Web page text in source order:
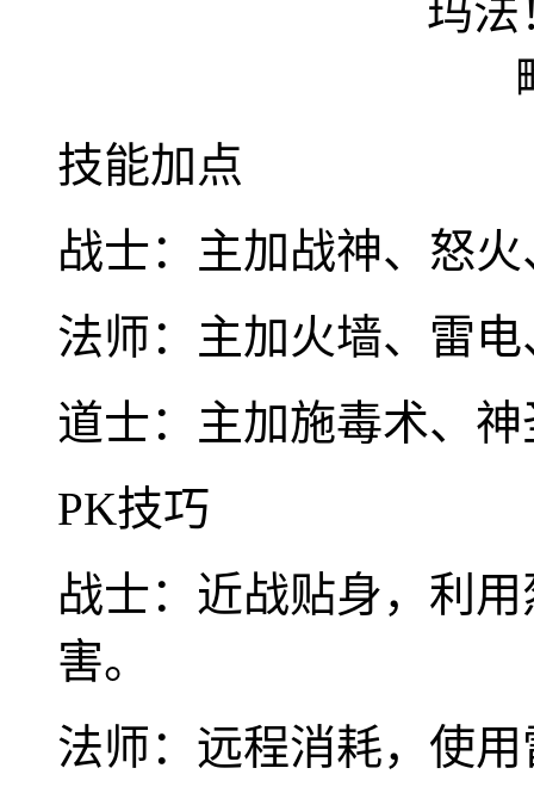
技能加点
战士：主加战神、怒
法师：主加火墙、雷
道士：主加施毒术、
PK技巧
战士：近战贴身，利
害。
法师：远程消耗，使